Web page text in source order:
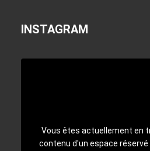
INSTAGRAM
Vous êtes actuellement en
contenu d'un espace réservé